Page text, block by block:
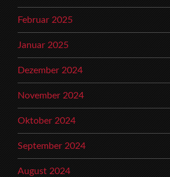
Februar 2025
Januar 2025
Dezember 2024
November 2024
Oktober 2024
September 2024
August 2024